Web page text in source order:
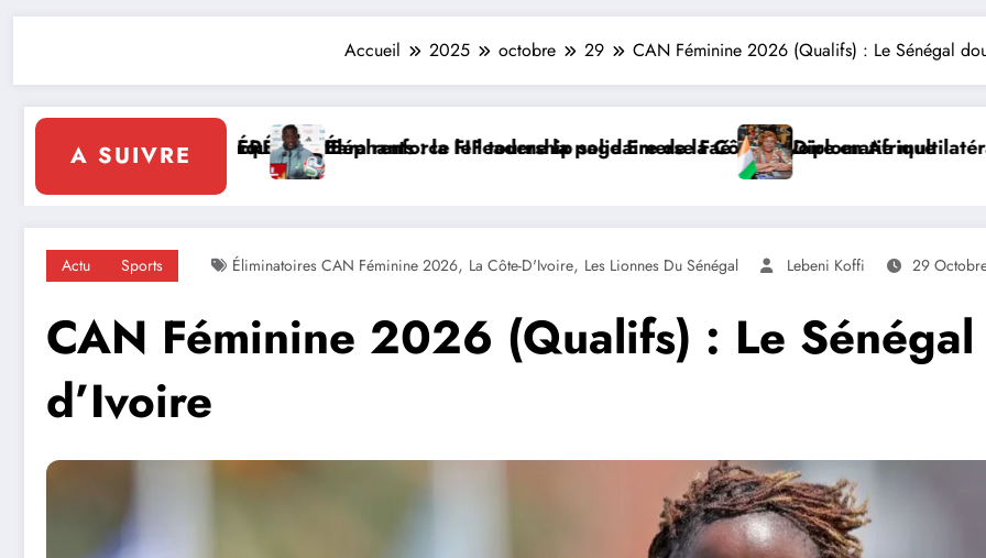
Accueil 2025 octobre 29 CAN Féminine 2026 (Qualifs) : Le Sénégal
A SUIVRE
leadership solidaire de la Côte d’Ivoire en Afrique
FIF tourne la page Emerse Faé Diplomatie multilatérale : à Addis-Abeba, SE Mme Nialé Kaba
𝐉𝐎𝐉 𝐃𝐀𝐊𝐀𝐑
Actu Sports Éliminatoires CAN Féminine 2026, La Côte-D'Ivoire, Les Lionnes Du Sénégal Lebeni Koffi 29
CAN Féminine 2026 (Qualifs) : Le
d’Ivoire